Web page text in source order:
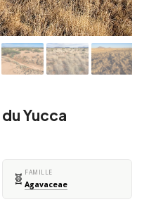
Yucca
🧬 FAMILLE
Agavaceae